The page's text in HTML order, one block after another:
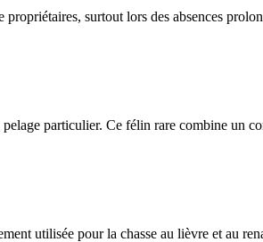
surtout lors des absences
particulier. Ce félin rare combine un
utilisée pour la chasse au lièvre et au